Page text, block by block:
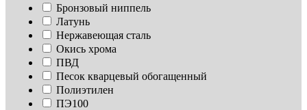
Бронзовый ниппель
Латунь
Нержавеющая сталь
Окись хрома
ПВД
Песок кварцевый обогащенный
Полиэтилен
ПЭ100